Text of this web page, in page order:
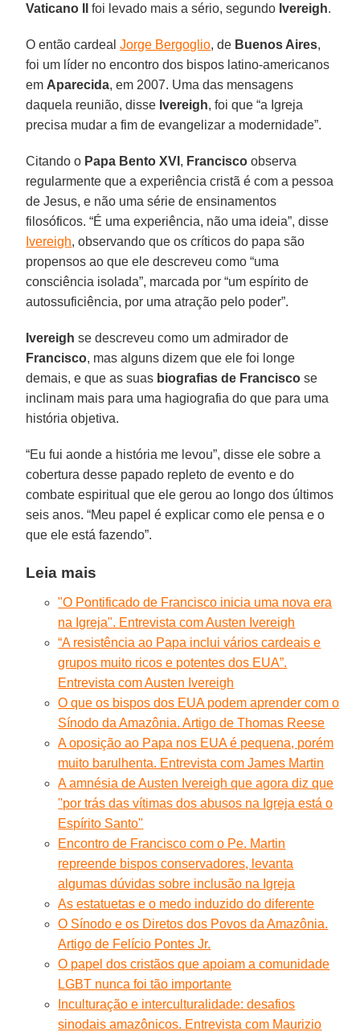
Vaticano II
foi levado mais a sério, segundo Ivereigh.
O então cardealJorge Bergoglio, de Buenos Aires,
foi um líder no encontro dos bispos latino-americanos
em Aparecida, em 2007. Uma das mensagens
daquela reunião, disse Ivereigh, foi que “a Igreja
precisa mudar a fim de evangelizar a modernidade”.
Citando o Papa Bento XVI , Francisco observa
regularmente que a experiência cristã é com a pessoa
de Jesus, e não uma série de ensinamentos
filosóficos. “É uma experiência, não uma ideia”, disse
Ivereigh, observando que os críticos do papa são
propensos ao que ele descreveu como “uma
consciência isolada”, marcada por “um espírito de
autossuficiência, por uma atração pelo poder”.
Ivereigh se descreveu como um admirador de
Francisco, mas alguns dizem que ele foi longe
demais, e que as suas biografias de Francisco se
inclinam mais para uma hagiografia do que para uma
história objetiva.
“Eu fui aonde a história me levou”, disse ele sobre a
cobertura desse papado repleto de evento e do
combate espiritual que ele gerou ao longo dos últimos
seis anos. “Meu papel é explicar como ele pensa e o
que ele está fazendo”.
Leia mais
"O Pontificado de Francisco inicia uma nova era
na Igreja". Entrevista com Austen Ivereigh
“A resistência ao Papa inclui vários cardeais e
grupos muito ricos e potentes dos EUA”.
Entrevista com Austen Ivereigh
O que os bispos dos EUA podem aprender com o
Sínodo da Amazônia. Artigo de Thomas Reese
A oposição ao Papa nos EUA é pequena, porém
muito barulhenta. Entrevista com James Martin
A amnésia de Austen Ivereigh que agora diz que
''por trás das vítimas dos abusos na Igreja está o
Espírito Santo''
Encontro de Francisco com o Pe. Martin
repreende bispos conservadores, levanta
algumas dúvidas sobre inclusão na Igreja
As estatuetas e o medo induzido do diferente
O Sínodo e os Diretos dos Povos da Amazônia.
Artigo de Felício Pontes Jr.
O papel dos cristãos que apoiam a comunidade
LGBT nunca foi tão importante
Inculturação e interculturalidade: desafios
sinodais amazônicos. Entrevista com Maurizio